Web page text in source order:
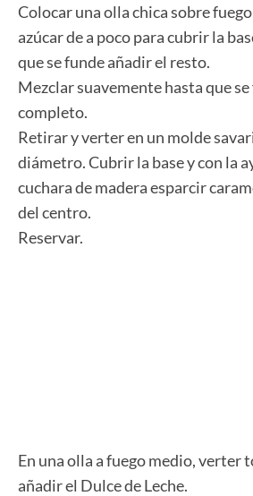
Colocar una olla chica sobre
azúcar de a poco para cubrir la
que se funde añadir el resto.
Mezclar suavemente hasta que
completo.
Retirar y verter en un molde
diámetro. Cubrir la base y con la
cuchara de madera esparcir
del centro.
Reservar.
En una olla a fuego medio, verter
añadir el Dulce de Leche.